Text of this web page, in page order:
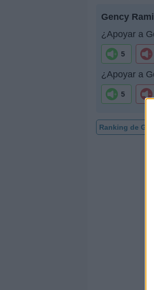
Gency
¿Apoyar a
5
¿Apoyar a
5
Ranking de